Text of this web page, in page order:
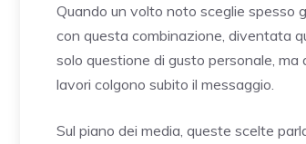
Quando un volto noto sceglie spesso
con questa combinazione, diventata
solo questione di gusto personale,
lavori colgono subito il messaggio.
Sul piano dei media, queste scelte